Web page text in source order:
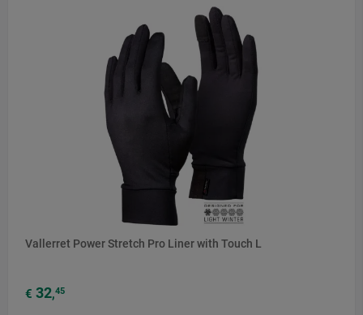
Vallerret Power Stretch Pro Liner with Touch L
€ 32,45